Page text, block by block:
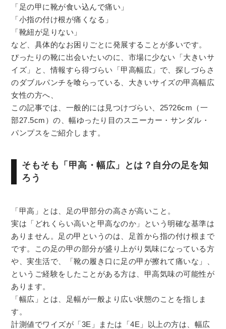
「足の甲に靴が食い込んで痛い」
「小指の付け根が痛くなる」
「靴紐が足りない」
など、具体的なお困りごとに発展することが多いです。
ぴったりの靴に出会いたいのに、市場に少ない「大きいサ
イズ」と、情報すら得づらい「甲高幅広」で、探しづらさ
のダブルパンチを喰らっている、大きいサイズの甲高幅広
女性の方へ、
この記事では、一般的には見つけづらい、25?26cm（一
部27.5cm）の、幅ゆったり目のスニーカー・サンダル・
パンプスをご紹介します。
そもそも「甲高・幅広」とは？自分の足を知
ろう
「甲高」とは、足の甲部分の高さが高いこと。
実は「どれくらい高いと甲高なのか」という明確な基準は
ありません。足の甲というのは、足首から指の付け根まで
です。この足の甲の部分が盛り上がり気味になっている方
や、実生活で、「靴の履き口に足の甲が擦れて痛いな」、
というご経験をしたことがある方は、甲高気味の可能性が
あります。
「幅広」とは、足幅が一般より広い状態のことを指しま
す。
計測値でワイズが「3E」または「4E」以上の方は、幅広